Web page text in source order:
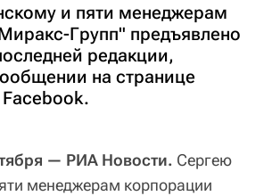
и пяти менеджерам
Групп" предъявлено
редакции,
на странице
— РИА Новости. Сергею
менеджерам корпорации